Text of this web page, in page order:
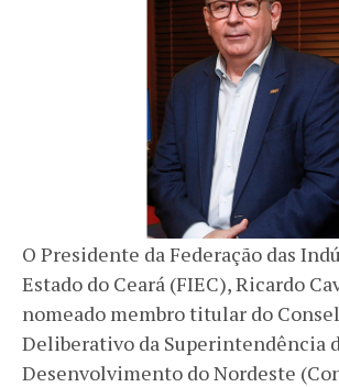
O Presidente da Federação das
Estado do Ceará (FIEC), Ricardo
nomeado membro titular do
Deliberativo da Superintendência
Desenvolvimento do Nordeste